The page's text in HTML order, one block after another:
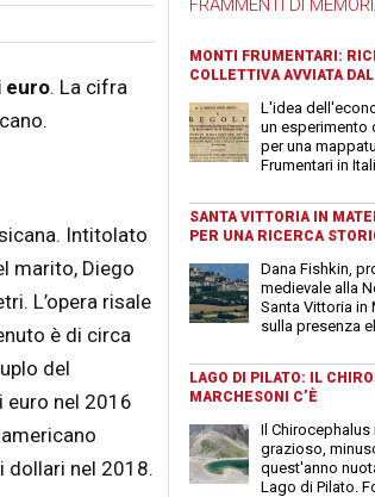
euro. La cifra
Intitolato
marito, Diego
L’opera risale
è di circa
del
euro nel 2016
dollari nel 2018.
FRAMMENTI DI
MONTI FRUMENTARI:
COLLETTIVA AVVIATA DAL
L'idea
un esperimento
per una
Frumentari in
SANTA VITTORIA IN
PER UNA RICERCA
Dana Fishkin,
medievale alla
Santa Vittoria in
sulla presenza
LAGO DI PILATO: IL
MARCHESONI C’È
Il
grazioso,
quest'anno
Lago di Pilato.